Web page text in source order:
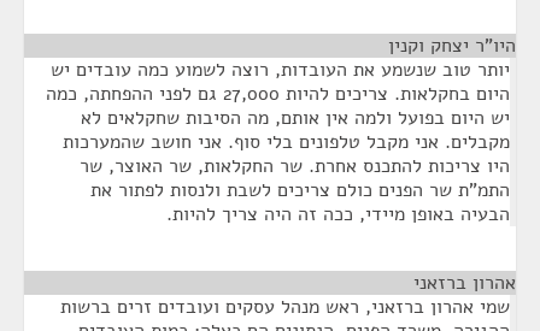
היו"ר יצחק וקנין
יותר טוב שנשמע את העובדות, רוצה לשמוע כמה עובדים יש
היום בחקלאות. צריכים להיות 27,000 גם לפני ההפחתה, כמה
יש היום בפועל ולמה אין אותם, מה הסיבות שחקלאים לא
מקבלים. אני מקבל טלפונים בלי סוף. אני חושב שהמערכות
היו צריכות להתכנס אחרת. שר החקלאות, שר האוצר, שר
התמ"ת שר הפנים כולם צריכים לשבת ולנסות לפתור את
הבעיה באופן מיידי, ככה זה היה צריך להיות.
אהרון ברזאני
שמי אהרון ברזאני, ראש מנהל עסקים ועובדים זרים ברשות